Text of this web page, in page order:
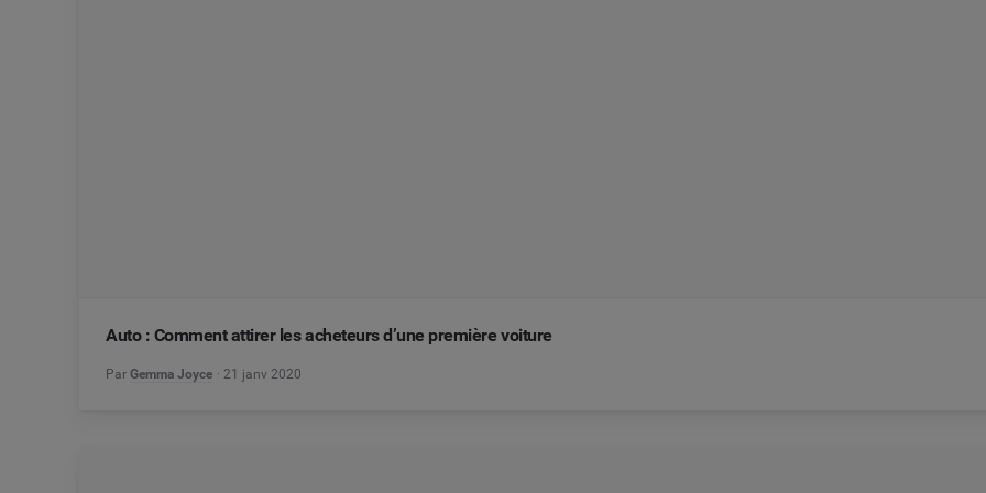
Auto : Comment attirer les acheteurs d’une première voiture
Par Gemma Joyce 21 janv 2020